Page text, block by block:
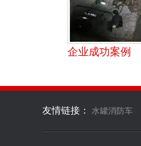
企业成功案例
友情链接： 水罐消防车